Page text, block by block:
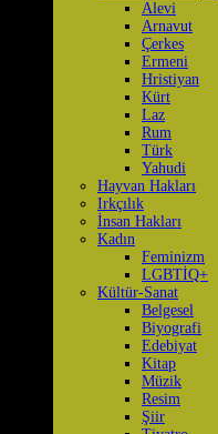
Alevi
Arnavut
Çerkes
Ermeni
Hristiyan
Kürt
Laz
Rum
Türk
Yahudi
Hayvan Hakları
Irkçılık
İnsan Hakları
Kadın
Feminizm
LGBTİQ+
Kültür-Sanat
Belgesel
Biyografi
Edebiyat
Kitap
Müzik
Resim
Şiir